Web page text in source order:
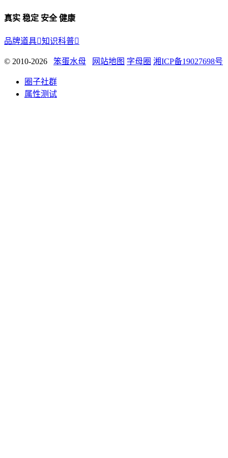
真实 稳定 安全 健康
品牌道具知识科普
© 2010-2026 笨蛋水母 网站地图 字母圈 湘ICP备19027698号
圈子社群
属性测试